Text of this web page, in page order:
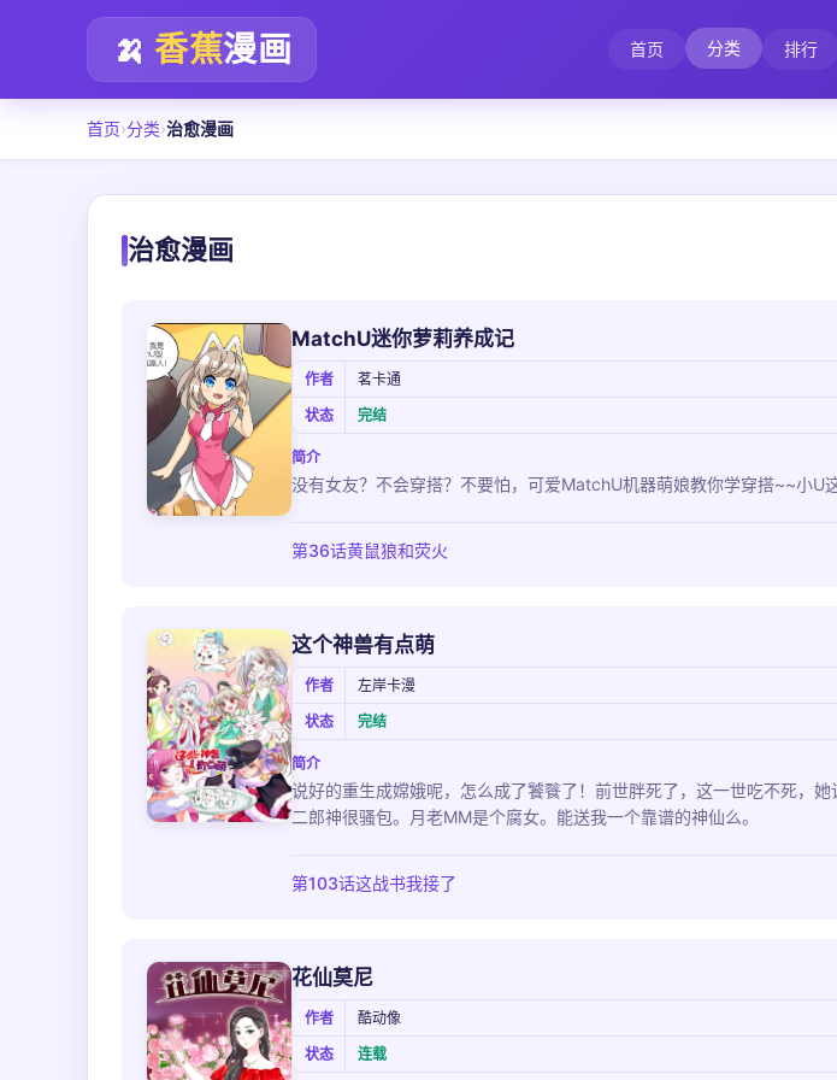
🍌 香蕉漫画 首页 分类 排行
首页›分类›治愈漫画
治愈漫画
MatchU迷你萝莉养成记
作者 茗卡通
状态
完结
简介
没有女友？不会穿搭？不要怕，可爱MatchU机器萌娘教你学穿搭~~小U
第36话黄鼠狼和荧火
这个神兽有点萌
作者 左岸卡漫
状态
完结
简介
说好的重生成嫦娥呢，怎么成了饕餮了！前世胖死了，这一世吃不死，
二郎神很骚包。月老MM是个腐女。能送我一个靠谱的神仙么。
第103话这战书我接了
花仙莫尼
作者 酷动像
状态
连载